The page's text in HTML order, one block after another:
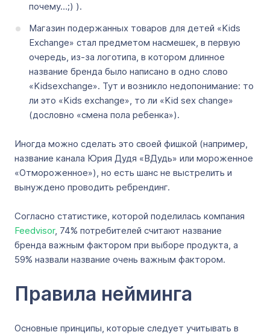
почему…;) ).
Магазин подержанных товаров для детей «Kids
Еxchange» стал предметом насмешек, в первую
очередь, из-за логотипа, в котором длинное
название бренда было написано в одно слово
«Kidsexchange». Тут и возникло недопонимание: то
ли это «Kids exchange», то ли «Kid sex change»
(дословно «смена пола ребенка»).
Иногда можно сделать это своей фишкой (например,
название канала Юрия Дудя «ВДудь» или мороженное
«Отмороженное»), но есть шанс не выстрелить и
вынуждено проводить ребрендинг.
Согласно статистике, которой поделилась компания
Feedvisor, 74% потребителей считают название
бренда важным фактором при выборе продукта, а
59% назвали название очень важным фактором.
Правила нейминга
Основные принципы, которые следует учитывать в